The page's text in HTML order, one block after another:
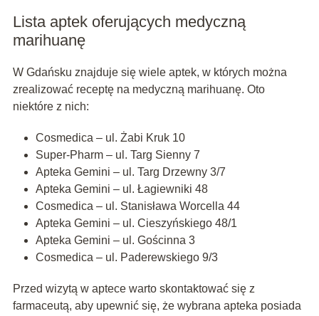
Lista aptek oferujących medyczną
marihuanę
W Gdańsku znajduje się wiele aptek, w których można
zrealizować receptę na medyczną marihuanę. Oto
niektóre z nich:
Cosmedica – ul. Żabi Kruk 10
Super-Pharm – ul. Targ Sienny 7
Apteka Gemini – ul. Targ Drzewny 3/7
Apteka Gemini – ul. Łagiewniki 48
Cosmedica – ul. Stanisława Worcella 44
Apteka Gemini – ul. Cieszyńskiego 48/1
Apteka Gemini – ul. Gościnna 3
Cosmedica – ul. Paderewskiego 9/3
Przed wizytą w aptece warto skontaktować się z
farmaceutą, aby upewnić się, że wybrana apteka posiada